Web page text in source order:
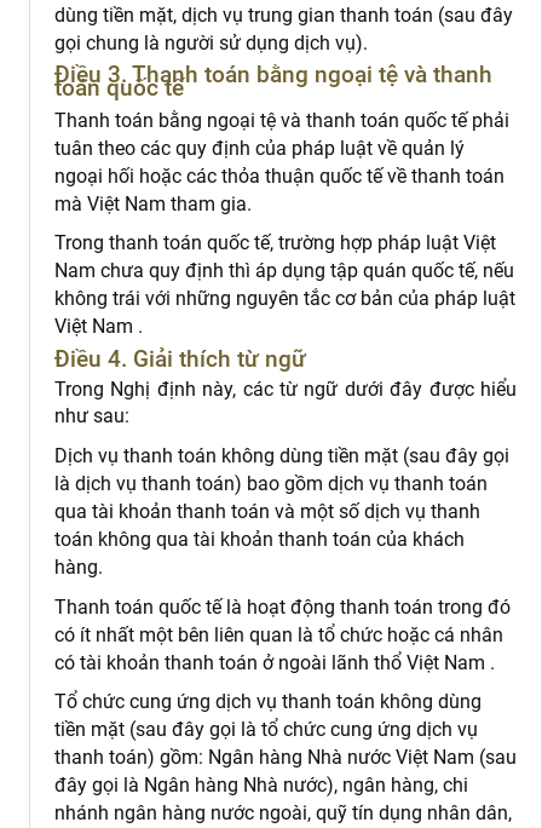
dùng tiền mặt, dịch vụ trung gian thanh toán (sau đây
gọi chung là người sử dụng dịch vụ).
Điều 3. Thanh toán bằng ngoại tệ và thanh
toán quốc tế
Thanh toán bằng ngoại tệ và thanh toán quốc tế phải
tuân theo các quy định của pháp luật về quản lý
ngoại hối hoặc các thỏa thuận quốc tế về thanh toán
mà Việt Nam tham gia.
Trong thanh toán quốc tế, trường hợp pháp luật Việt
Nam chưa quy định thì áp dụng tập quán quốc tế, nếu
không trái với những nguyên tắc cơ bản của pháp luật
Việt Nam .
Điều 4. Giải thích từ ngữ
Trong Nghị định này, các từ ngữ dưới đây được hiểu
như sau:
Dịch vụ thanh toán không dùng tiền mặt (sau đây gọi
là dịch vụ thanh toán) bao gồm dịch vụ thanh toán
qua tài khoản thanh toán và một số dịch vụ thanh
toán không qua tài khoản thanh toán của khách
hàng.
Thanh toán quốc tế là hoạt động thanh toán trong đó
có ít nhất một bên liên quan là tổ chức hoặc cá nhân
có tài khoản thanh toán ở ngoài lãnh thổ Việt Nam .
Tổ chức cung ứng dịch vụ thanh toán không dùng
tiền mặt (sau đây gọi là tổ chức cung ứng dịch vụ
thanh toán) gồm: Ngân hàng Nhà nước Việt Nam (sau
đây gọi là Ngân hàng Nhà nước), ngân hàng, chi
nhánh ngân hàng nước ngoài, quỹ tín dụng nhân dân,